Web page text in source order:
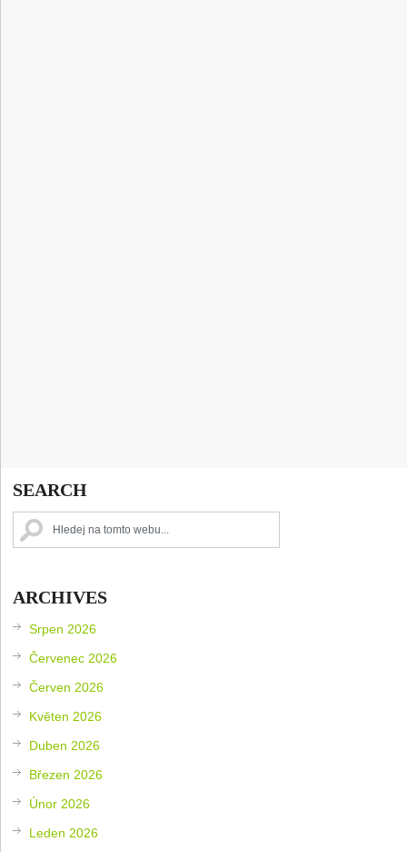
SEARCH
ARCHIVES
Srpen 2026
Červenec 2026
Červen 2026
Květen 2026
Duben 2026
Březen 2026
Únor 2026
Leden 2026